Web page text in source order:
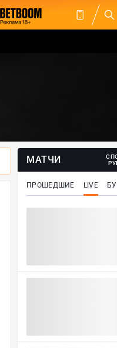
МАТЧИ
ПРОШЕДШИЕ LIVE